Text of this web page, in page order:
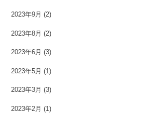
2023年9月 (2)
2023年8月 (2)
2023年6月 (3)
2023年5月 (1)
2023年3月 (3)
2023年2月 (1)